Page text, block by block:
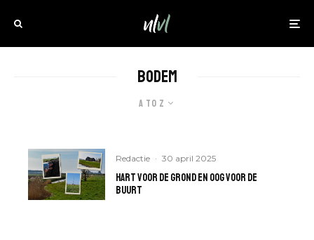
bodem
A to Z
Redactie · 30 april 2025
Hart voor de grond en oog voor de
buurt